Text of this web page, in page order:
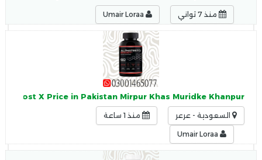
منذ 7 ثواني
Boost X Price in Pakistan Mirpur Khas Muridke Khanpur
السعودية - عرعر منذ 1 ساعة